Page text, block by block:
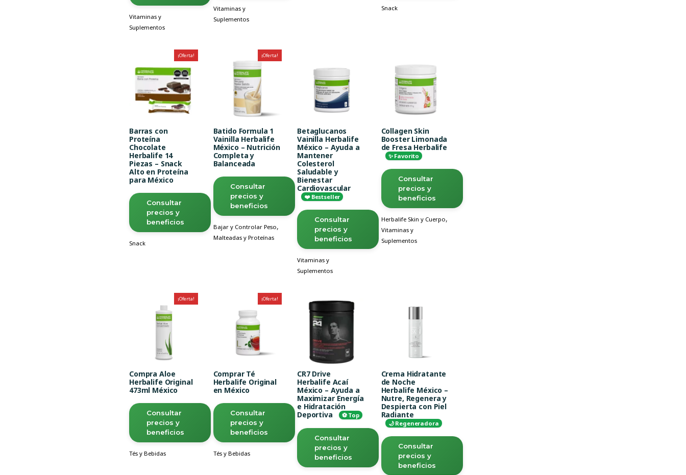
Vitaminas y
Suplementos
Vitaminas y
Suplementos
Snack
¡Oferta!
Barras con
Proteína
Chocolate
Herbalife 14
Piezas – Snack
Alto en Proteína
para México
Consultar
precios y
beneficios
Snack
¡Oferta!
Batido Formula 1
Vainilla Herbalife
México – Nutrición
Completa y
Balanceada
Consultar
precios y
beneficios
Bajar y Controlar Peso,
Malteadas y Proteínas
Betaglucanos
Vainilla Herbalife
México – Ayuda a
Mantener
Colesterol
Saludable y
Bienestar
Cardiovascular
❤️ Bestseller
Consultar
precios y
beneficios
Vitaminas y
Suplementos
Collagen Skin
Booster Limonada
de Fresa Herbalife
✨ Favorito
Consultar
precios y
beneficios
Herbalife Skin y Cuerpo,
Vitaminas y
Suplementos
¡Oferta!
Compra Aloe
Herbalife Original
473ml México
Consultar
precios y
beneficios
Tés y Bebidas
¡Oferta!
Comprar Té
Herbalife Original
en México
Consultar
precios y
beneficios
Tés y Bebidas
CR7 Drive
Herbalife Acaí
México – Ayuda a
Maximizar Energía
e Hidratación
Deportiva
⚽ Top
Consultar
precios y
beneficios
Crema Hidratante
de Noche
Herbalife México –
Nutre, Regenera y
Despierta con Piel
Radiante
🌙 Regeneradora
Consultar
precios y
beneficios